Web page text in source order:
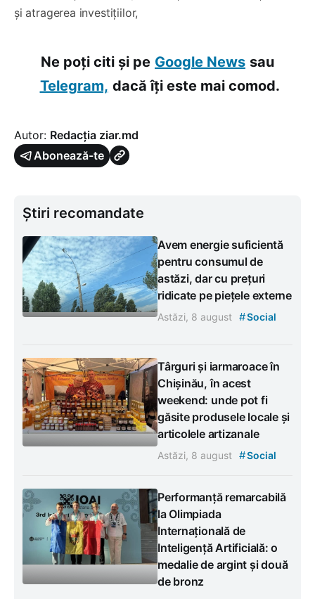
și atragerea investițiilor,
Ne poți citi și pe Google News sau
Telegram, dacă îți este mai comod.
Autor: Redacția ziar.md
Abonează-te
Știri recomandate
Avem energie suficientă
pentru consumul de
astăzi, dar cu prețuri
ridicate pe piețele externe
Astăzi, 8 august #Social
Târguri și iarmaroace în
Chișinău, în acest
weekend: unde pot fi
găsite produsele locale și
articolele artizanale
Astăzi, 8 august #Social
Performanță remarcabilă
la Olimpiada
Internațională de
Inteligență Artificială: o
medalie de argint și două
de bronz